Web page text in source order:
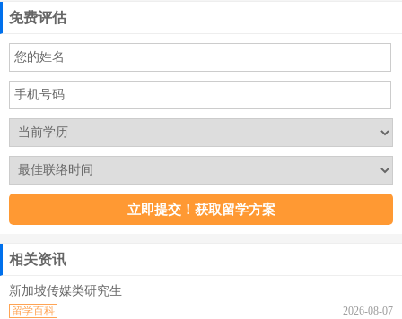
免费评估
相关资讯
新加坡传媒类研究生
2026-08-07
留学百科